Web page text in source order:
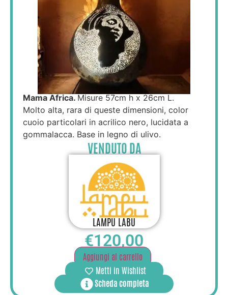
Mama Africa.Misure 57cm h x 26cm L.
Molto alta, rara di queste dimensioni, color
cuoio particolari in acrilico nero, lucidata a
gommalacca. Base in legno di ulivo.
VENDUTO DA
LAMPU LABU
€120,00
Aggiungi al carrello
Metti in Wishlist
Scheda completa